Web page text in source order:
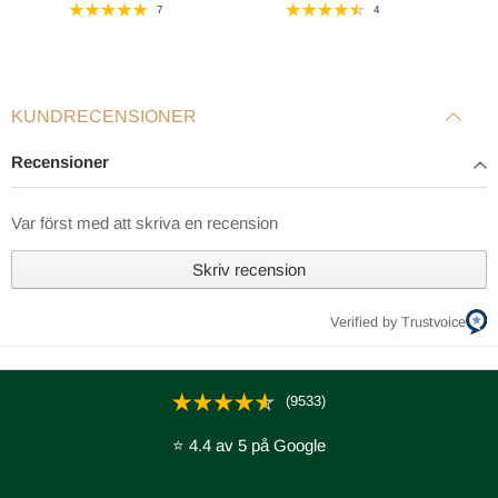
1. Jensen SoftLine III
2. Jensen Aloy® 2.1 Pocket 14 cm med Jensen® Original
7 4
KUNDRECENSIONER
Recensioner
Var först med att skriva en recension
Skriv recension
Verified by Trustvoice
(9533)
⭐ 4.4 av 5 på Google